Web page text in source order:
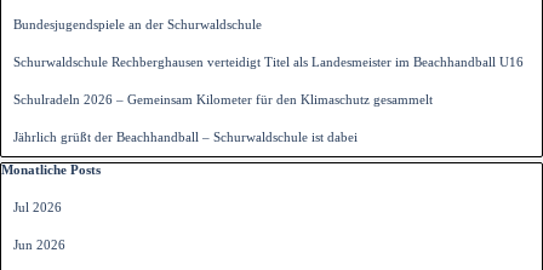
Bundesjugendspiele an der Schurwaldschule
Schurwaldschule Rechberghausen verteidigt Titel als Landesmeister im Beachhandball U16
Schulradeln 2026 – Gemeinsam Kilometer für den Klimaschutz gesammelt
Jährlich grüßt der Beachhandball – Schurwaldschule ist dabei
Block überspringen Monatliche Posts
Monatliche Posts
Jul 2026
Jun 2026